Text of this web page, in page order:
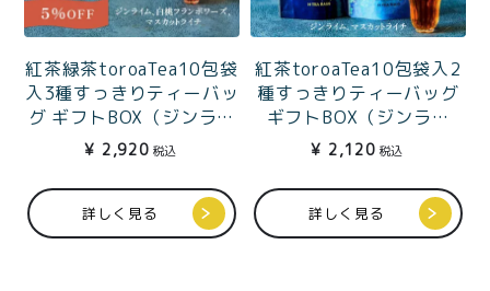
お問い合わせ
メンバー特典
ご利用ガイド
プライバシーポリシー
特定商取引法に基づく表記
紅茶緑茶toroaTea10包袋
入3種すっきりティーバッ
グ ギフトBOX（ジンライ
ム、白桃フランボワー
ズ、マスカットライチ）
¥ 2,920 税込
詳しく見る
紅茶toroaTea10包袋入2
種すっきりティーバッグ
ギフトBOX（ジンライ
ム・マスカットライチ）
¥ 2,120 税込
詳しく見る